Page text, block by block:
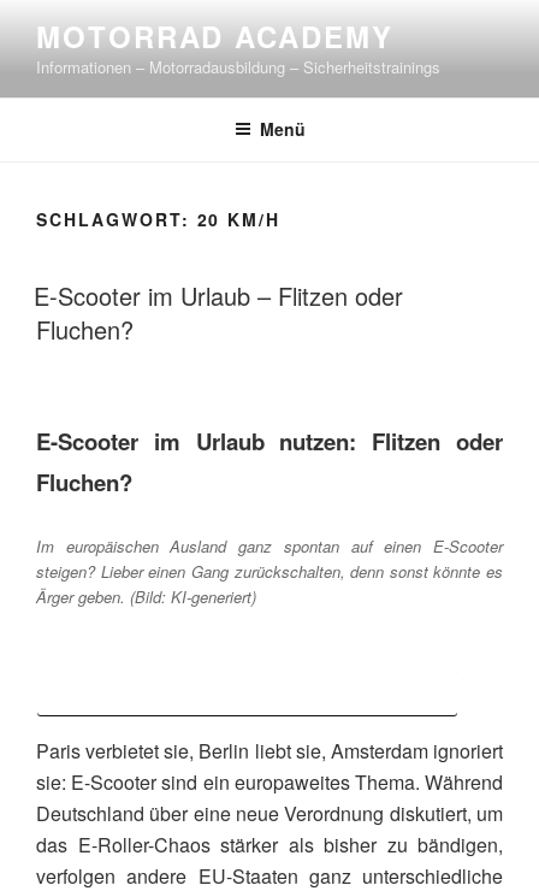
springen
MOTORRAD ACADEMY
Informationen – Motorradausbildung – Sicherheitstrainings
Menü
SCHLAGWORT: 20 KM/H
E-Scooter im Urlaub – Flitzen oder
Fluchen?
E-Scooter im Urlaub nutzen: Flitzen oder
Fluchen?
Im europäischen Ausland ganz spontan auf einen E-Scooter
steigen? Lieber einen Gang zurückschalten, denn sonst könnte es
Ärger geben. (Bild: KI-generiert)
Paris verbietet sie, Berlin liebt sie, Amsterdam ignoriert
sie: E-Scooter sind ein europaweites Thema. Während
Deutschland über eine neue Verordnung diskutiert, um
das E-Roller-Chaos stärker als bisher zu bändigen,
verfolgen andere EU-Staaten ganz unterschiedliche